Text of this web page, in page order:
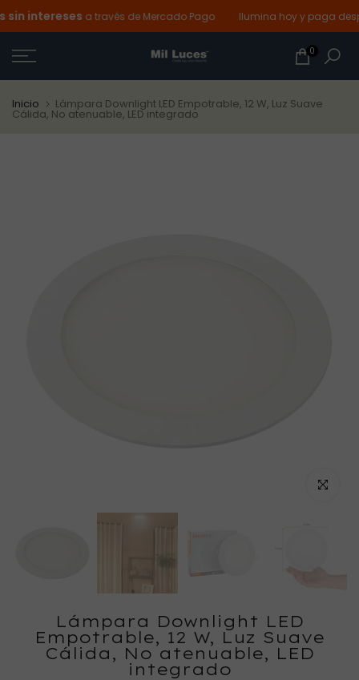
Ir
al
contenido
interesesa través de Mercado Pago Ilumina hoy y paga
0
Inicio Lámpara Downlight LED Empotrable, 12 W, Luz Suave
Cálida, No atenuable, LED integrado
Haz
Lámpara Downlight LED
Empotrable, 12 W, Luz Suave
Cálida, No atenuable, LED
integrado